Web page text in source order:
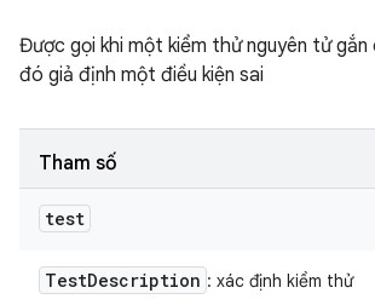
Được gọi khi một kiểm thử nguyên tử
đó giả định một điều kiện sai
Tham số
test
TestDescription : xác định kiểm thử